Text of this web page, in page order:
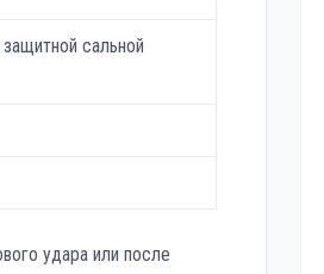
сальной
удара или после